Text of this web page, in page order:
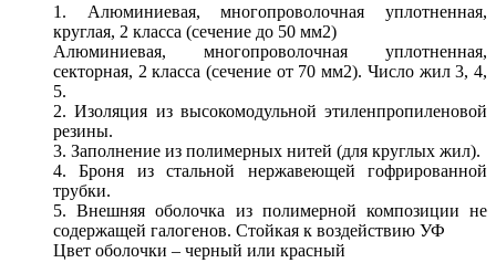
1. Алюминиевая, многопроволочная уплотненная,
круглая, 2 класса (сечение до 50 мм2)
Алюминиевая, многопроволочная уплотненная,
секторная, 2 класса (сечение от 70 мм2). Число жил 3, 4,
5.
2. Изоляция из высокомодульной этиленпропиленовой
резины.
3. Заполнение из полимерных нитей (для круглых жил).
4. Броня из стальной нержавеющей гофрированной
трубки.
5. Внешняя оболочка из полимерной композиции не
содержащей галогенов. Стойкая к воздействию УФ
Цвет оболочки – черный или красный